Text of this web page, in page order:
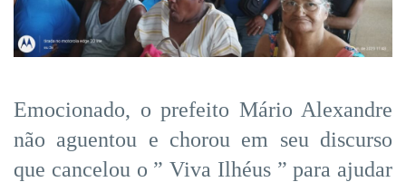
Emocionado, o prefeito Mário Alexandre
não aguentou e chorou em seu discurso
que cancelou o ” Viva Ilhéus ” para ajudar